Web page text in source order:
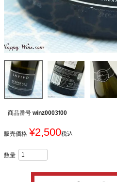
商品番号 winz0003f00
販売価格 ¥2,500税込